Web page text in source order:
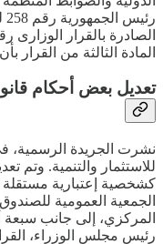
المادة الثالثة من القرار
تعديل بعض أحكام
للاستثمار والتنمية. وتم
الجمعية العمومية
المركزي، إلى جانب سبعة
رئيس مجلس الوزراء، القرار رقم 3601 لسنة 2024، والذي ينص على أن وزير الإستثمار والتجارة الخارجية هو "الوزير المختص" في تطبيق